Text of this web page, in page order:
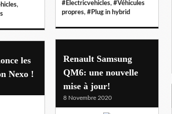
,
#Electricvehicles, #Véhicules
propres, #Plug in hybrid
Renault Samsung
QM6: une nouvelle
mise à jour!
8 Novembre 2020
les
Nexo !